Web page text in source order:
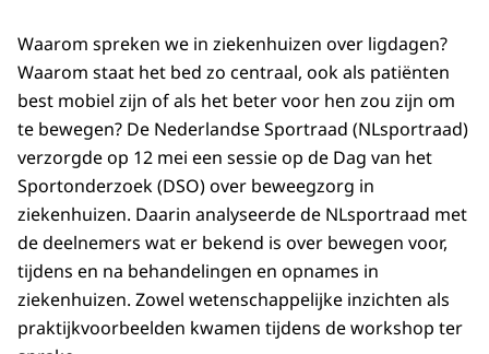
Waarom spreken we in ziekenhuizen over ligdagen?
Waarom staat het bed zo centraal, ook als patiënten
best mobiel zijn of als het beter voor hen zou zijn om
te bewegen? De Nederlandse Sportraad (NLsportraad)
verzorgde op 12 mei een sessie op de Dag van het
Sportonderzoek (DSO) over beweegzorg in
ziekenhuizen. Daarin analyseerde de NLsportraad met
de deelnemers wat er bekend is over bewegen voor,
tijdens en na behandelingen en opnames in
ziekenhuizen. Zowel wetenschappelijke inzichten als
praktijkvoorbeelden kwamen tijdens de workshop ter